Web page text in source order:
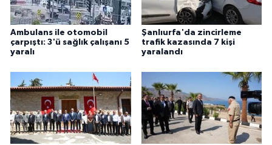
Ambulans ile otomobil
çarpıştı: 3'ü sağlık çalışanı 5
yaralı
Şanlıurfa'da zincirleme
trafik kazasında 7 kişi
yaralandı